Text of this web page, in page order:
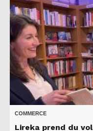
COMMERCE
Lireka prend du